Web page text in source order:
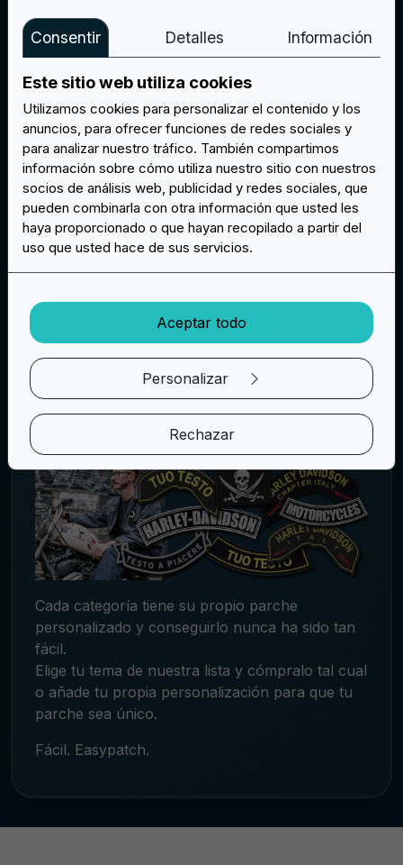
Por ejemplo, otro sector que suele hacer
parches únicos son los motoristas!
Personalizar chaquetas de moto es una de las
peticiones que más recibimos, y es para este
tipo de prendas para las que hemos ideado los
Desde el parche para el hombro hasta el gran
parche para la espalda, tu cazadora motera de
cuero destacará por su elegancia.
Elige entre las distintas propuestas, cuéntanos
tu objetivo y juntos lo confeccionaremos para ti
o tu grupo de moteros.
Cada categoría tiene su propio parche
personalizado y conseguirlo nunca ha sido tan
fácil.
Elige tu tema de nuestra lista y cómpralo tal cual
o añade tu propia personalización para que tu
parche sea único.
Fácil. Easypatch.
Consentir Detalles Información
Este sitio web utiliza cookies
Utilizamos cookies para personalizar el contenido y los
anuncios, para ofrecer funciones de redes sociales y
para analizar nuestro tráfico. También compartimos
información sobre cómo utiliza nuestro sitio con nuestros
socios de análisis web, publicidad y redes sociales, que
pueden combinarla con otra información que usted les
haya proporcionado o que hayan recopilado a partir del
uso que usted hace de sus servicios.
Aceptar todo
Personalizar
Rechazar